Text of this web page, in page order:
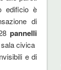
edificio è
di
pannelli
civica
e di